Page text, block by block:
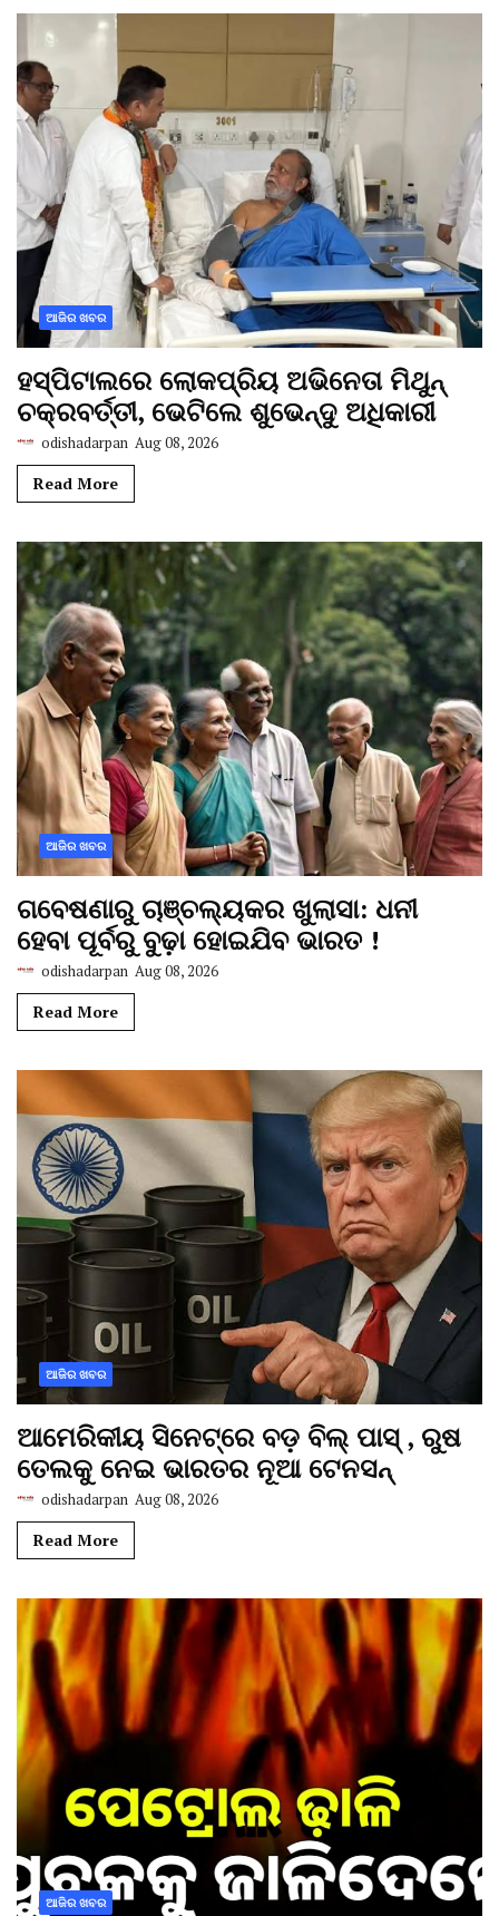
ଆଜିର ଖବର
ହସ୍ପିଟାଲରେ ଲୋକପ୍ରିୟ ଅଭିନେତା ମିଥୁନ୍
ଚକ୍ରବର୍ତ୍ତୀ, ଭେଟିଲେ ଶୁଭେନ୍ଦୁ ଅଧିକାରୀ
odishadarpan Aug 08, 2026
Read More
ଆଜିର ଖବର
ଗବେଷଣାରୁ ଚାଞ୍ଚଲ୍ୟକର ଖୁଲାସା: ଧନୀ
ହେବା ପୂର୍ବରୁ ବୁଢ଼ା ହୋଇଯିବ ଭାରତ !
odishadarpan Aug 08, 2026
Read More
ଆଜିର ଖବର
ଆମେରିକୀୟ ସିନେଟ୍‌ରେ ବଡ଼ ବିଲ୍‌ ପାସ୍‌ , ରୁଷ
ତେଲକୁ ନେଇ ଭାରତର ନୂଆ ଟେନସନ୍
odishadarpan Aug 08, 2026
Read More
ଆଜିର ଖବର